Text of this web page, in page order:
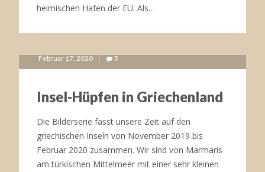
heimischen Hafen der EU. Als…
Februar 17, 2020 5
Insel-Hüpfen in Griechenland
Die Bilderserie fasst unsere Zeit auf den
griechischen Inseln von November 2019 bis
Februar 2020 zusammen. Wir sind von Marmaris
am türkischen Mittelmeer mit einer sehr kleinen